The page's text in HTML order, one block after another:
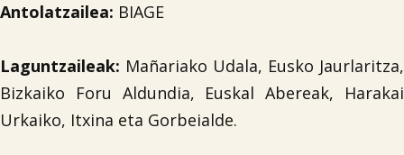
Antolatzailea: BIAGE
Laguntzaileak: Mañariako Udala, Eusko Jaurlaritza,
Bizkaiko Foru Aldundia, Euskal Abereak, Harakai
Urkaiko, Itxina eta Gorbeialde.